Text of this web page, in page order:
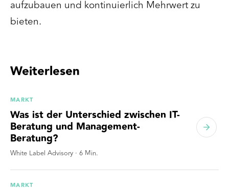
aufzubauen und kontinuierlich Mehrwert zu
bieten.
Weiterlesen
MARKT
Was ist der Unterschied zwischen IT-
Beratung und Management-
Beratung?
White Label Advisory · 6 Min.
MARKT